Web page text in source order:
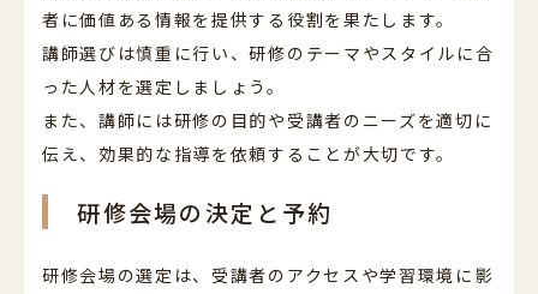
者に価値ある情報を提供する役割を果たします。
講師選びは慎重に行い、研修のテーマやスタイルに合
った人材を選定しましょう。
また、講師には研修の目的や受講者のニーズを適切に
伝え、効果的な指導を依頼することが大切です。
研修会場の決定と予約
研修会場の選定は、受講者のアクセスや学習環境に影